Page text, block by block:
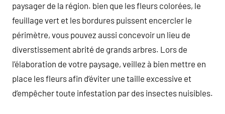
paysager de la région. bien que les fleurs colorées, le
feuillage vert et les bordures puissent encercler le
périmètre, vous pouvez aussi concevoir un lieu de
diverstissement abrité de grands arbres. Lors de
l’élaboration de votre paysage, veillez à bien mettre en
place les fleurs afin d’éviter une taille excessive et
d’empêcher toute infestation par des insectes nuisibles.